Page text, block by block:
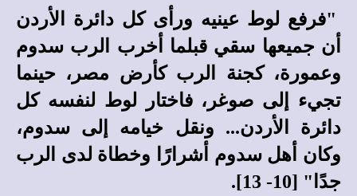
"فرفع لوط عينيه ورأى كل دائرة الأردن
أن جميعها سقي قبلما أخرب الرب سدوم
وعمورة، كجنة الرب كأرض مصر، حينما
تجيء إلى صوغر، فاختار لوط لنفسه كل
دائرة الأردن... ونقل خيامه إلى سدوم،
وكان أهل سدوم أشرارًا وخطاة لدى الرب
جدًا" [10- 13].